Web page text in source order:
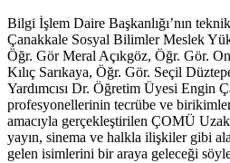
Bilgi İşlem Daire Başkanlığı’nın
Çanakkale Sosyal Bilimler Meslek
Öğr. Gör Meral Açıkgöz, Öğr. Gör.
Kılıç Sarıkaya, Öğr. Gör. Seçil
Yardımcısı Dr. Öğretim Üyesi Engin
profesyonellerinin tecrübe ve
amacıyla gerçekleştirilen ÇOMÜ
yayın, sinema ve halkla ilişkiler gibi
gelen isimlerini bir araya geleceği